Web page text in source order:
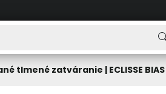
tlmené zatváranie | ECLISSE BIAS